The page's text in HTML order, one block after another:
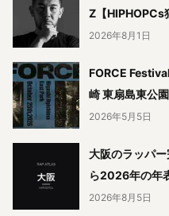
Z【HIPHOPCs
2026年8月1日
FORCE
崎 東扇島東公
2026年5月5日
大阪のラッパ
ら2026年の年
2026年8月5日